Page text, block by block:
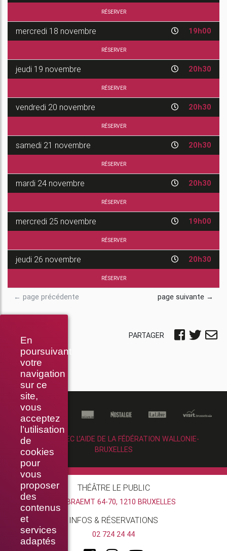
En
poursuivant
votre
navigation
sur ce
site,
vous
acceptez
l’utilisation
de
cookies
pour
vous
proposer
des
contenus
et
services
adaptés
RÉSERVER
mercredi 18 novembre 19h00
RÉSERVER
jeudi 19 novembre 20h30
RÉSERVER
vendredi 20 novembre 20h30
RÉSERVER
samedi 21 novembre 20h30
RÉSERVER
mardi 24 novembre 20h30
RÉSERVER
mercredi 25 novembre 19h00
RÉSERVER
jeudi 26 novembre 20h30
RÉSERVER
← page précédente page suivante →
PARTAGER
RÉALISÉ AVEC L’AIDE DE LA FÉDÉRATION WALLONIE-
BRUXELLES
THÉÂTRE LE PUBLIC
RUE BRAEMT 64-70, 1210 BRUXELLES
INFOS & RÉSERVATIONS
02 724 24 44